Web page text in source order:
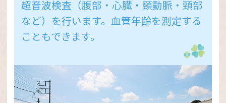
■オンライン資格確認とは
マイナンバーカードのICチップにある電子
証明書や健康保険証の記号番号などによっ
て、オンライン上で保険の資格の確認がで
きるシステムです。
超音波検査（腹部・心臓・頸動脈・頸部
など）を行います。血管年齢を測定する
こともできます。